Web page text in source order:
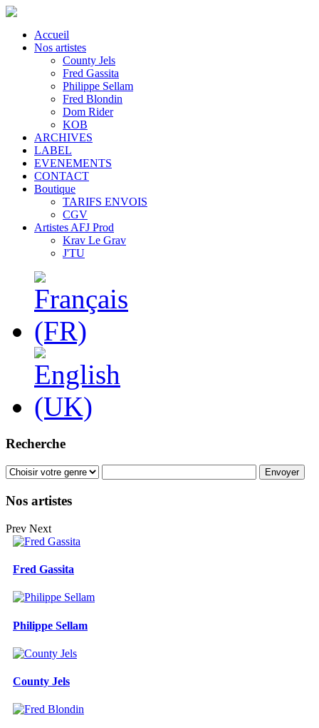
Accueil
Nos artistes
County Jels
Fred Gassita
Philippe Sellam
Fred Blondin
Dom Rider
KOB
ARCHIVES
LABEL
EVENEMENTS
CONTACT
Boutique
TARIFS ENVOIS
CGV
Artistes AFJ Prod
Krav Le Grav
J'TU
Recherche
Nos artistes
Prev Next
Fred Gassita
Philippe Sellam
County Jels